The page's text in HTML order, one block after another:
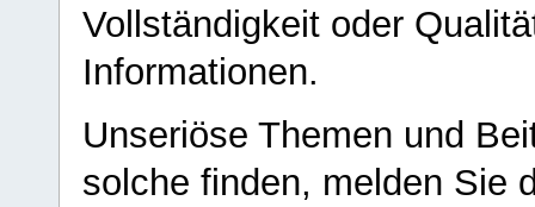
Vollständigkeit oder
Informationen.
Unseriöse Themen und
solche finden, melden Sie